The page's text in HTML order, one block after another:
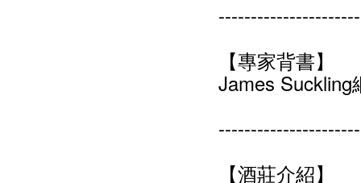
【專家背書】
James Suckling
【酒莊介紹】